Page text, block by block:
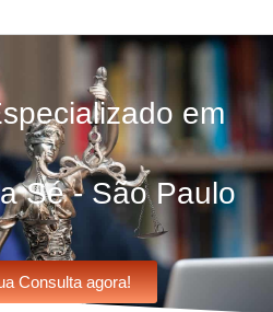
em
Sé - São Paulo
Consulta agora!